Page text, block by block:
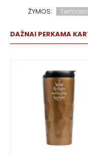
ŽYMOS:
DAŽNAI PERKAMA